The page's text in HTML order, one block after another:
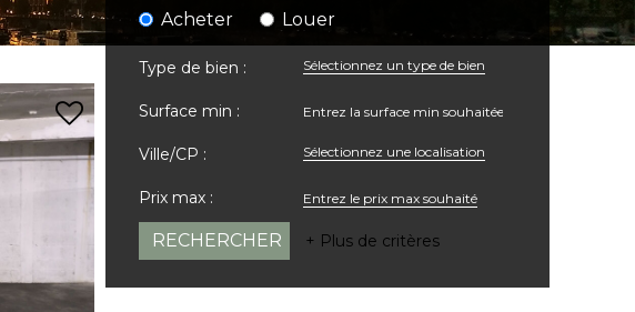
Acheter Louer
Type de bien : Sélectionnez un type de bien
Surface min :
Ville/CP : Sélectionnez une localisation
Prix max :
+ Plus de critères